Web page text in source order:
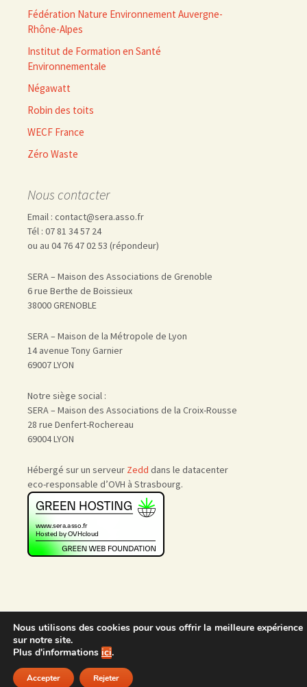
Fédération Nature Environnement Auvergne-
Rhône-Alpes
Institut de Formation en Santé
Environnementale
Négawatt
Robin des toits
WECF France
Zéro Waste
Nous contacter
Email : contact@sera.asso.fr
Tél : 07 81 34 57 24
ou au 04 76 47 02 53 (répondeur)
SERA – Maison des Associations de Grenoble
6 rue Berthe de Boissieux
38000 GRENOBLE
SERA – Maison de la Métropole de Lyon
14 avenue Tony Garnier
69007 LYON
Notre siège social :
SERA – Maison des Associations de la Croix-Rousse
28 rue Denfert-Rochereau
69004 LYON
Hébergé sur un serveur Zedd dans le datacenter
eco-responsable d’OVH à Strasbourg.
Accueil | Nous rejoindre
Admin
Nous utilisons des cookies pour vous offrir la meilleure expérience
sur notre site.
Plus d'informations ici.
Accepter Rejeter